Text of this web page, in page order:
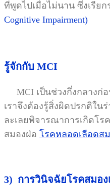
ที่พูดไปเมื่อไม่นาน ซึ่งเรียก
Cognitive Impairment)
รู้จักกับ MCI
MCI เป็นช่วงกึ่งกลางก่อ
เราจึงต้องรู้สิ่งผิดปรกติใน
ละเลยพิจารณาการเกิดโร
สมองฝ่อ โรคหลอดเลือดส
3) การวินิจฉัยโรคสมอ